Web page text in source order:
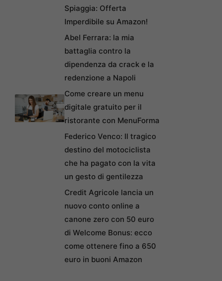
Spiaggia: Offerta
Imperdibile su Amazon!
Abel Ferrara: la mia
battaglia contro la
dipendenza da crack e la
redenzione a Napoli
Come creare un menu
digitale gratuito per il
ristorante con MenuForma
Federico Venco: Il tragico
destino del motociclista
che ha pagato con la vita
un gesto di gentilezza
Credit Agricole lancia un
nuovo conto online a
canone zero con 50 euro
di Welcome Bonus: ecco
come ottenere fino a 650
euro in buoni Amazon